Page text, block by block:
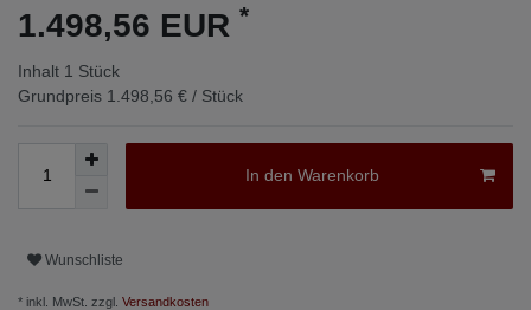
1.498,56 EUR *
Inhalt 1 Stück
Grundpreis 1.498,56 € / Stück
In den Warenkorb
Wunschliste
* inkl. MwSt. zzgl. Versandkosten